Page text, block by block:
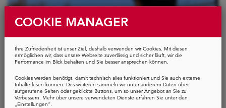
Bauüberwachung
COOKIE MANAGER
Ihre Zufriedenheit ist unser Ziel, deshalb verwenden wir Cookies. Mit diesen
ermöglichen wir, dass unsere Webseite zuverlässig und sicher läuft, wir die
Performance im Blick behalten und Sie besser ansprechen können.
Cookies werden benötigt, damit technisch alles funktioniert und Sie auch externe
Inhalte lesen können. Des weiteren sammeln wir unter anderem Daten über
aufgerufene Seiten oder geklickte Buttons, um so unser Angebot an Sie zu
Verbessern. Mehr über unsere verwendeten Dienste erfahren Sie unter den
„Einstellungen“.